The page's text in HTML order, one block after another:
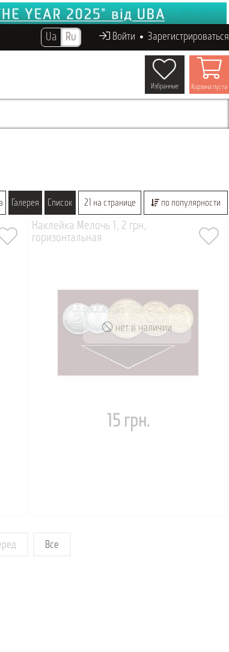
Войти Зарегистрироваться
Ua Ru
Корзина пуста
Избранные
по популярности
21 на странице
Список
Галерея
нет в наличии
Наклейка Мелочь 1, 2 грн,
горизонтальная
15 грн.
Все